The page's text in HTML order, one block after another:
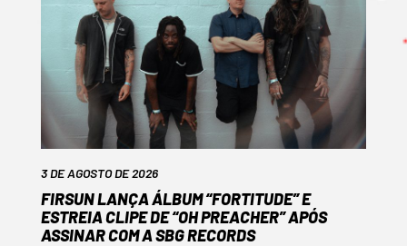
3 DE AGOSTO DE 2026
FIRSUN LANÇA ÁLBUM “FORTITUDE” E
ESTREIA CLIPE DE “OH PREACHER” APÓS
ASSINAR COM A SBG RECORDS